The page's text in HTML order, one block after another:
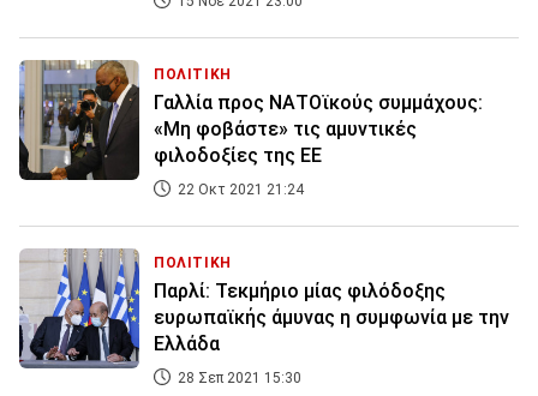
ΠΟΛΙΤΙΚΗ
Γαλλία προς ΝΑΤΟϊκούς συμμάχους:
«Μη φοβάστε» τις αμυντικές
φιλοδοξίες της ΕΕ
22 Οκτ 2021 21:24
ΠΟΛΙΤΙΚΗ
Παρλί: Τεκμήριο μίας φιλόδοξης
ευρωπαϊκής άμυνας η συμφωνία με την
Ελλάδα
28 Σεπ 2021 15:30